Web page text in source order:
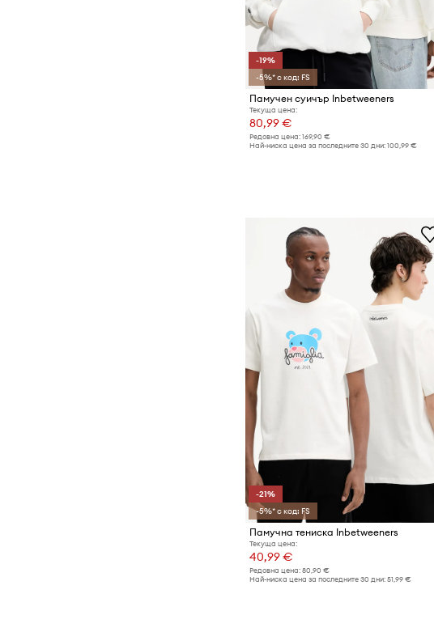
-19%
-5%* с код: FS
Памучен суичър Inbetweeners
Текуща цена:
80,99 €
Редовна цена: 169,90 €
Най-ниска цена за последните 30 дни: 100,99 €
-21%
-5%* с код: FS
Памучна тениска Inbetweeners
Текуща цена:
40,99 €
Редовна цена: 80,90 €
Най-ниска цена за последните 30 дни: 51,99 €